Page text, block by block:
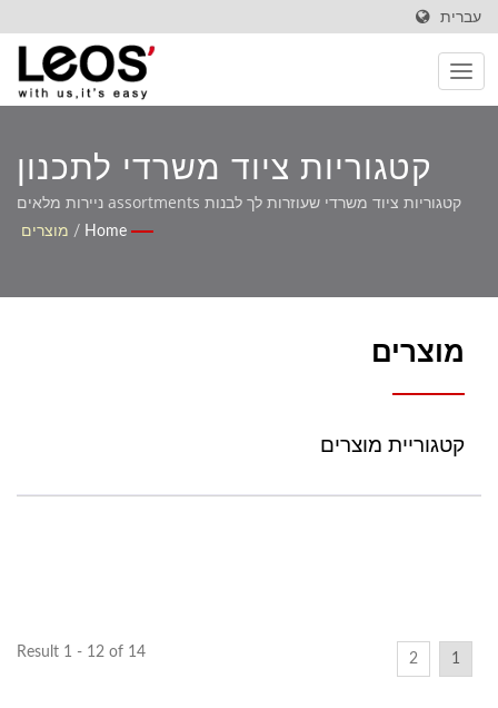
עברית
קטגוריות ציוד משרדי לתכנון
מוצרים יעיל
קטגוריות ציוד משרדי שעוזרות לך לבנות assortments ניירות מלאים
Home
/ מוצרים
מוצרים
קטגוריית מוצרים
Result 1 - 12 of 14 1
2